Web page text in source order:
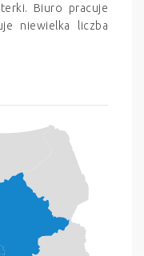
Biuro pracuje
niewielka liczba